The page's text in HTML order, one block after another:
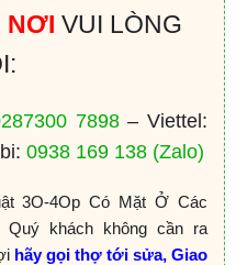
NƠI VUI LÒNG
7898– Viettel:
0938 169 138 (Zalo)
3O-4Op Có Mặt Ở Các
Quý khách không cần ra
hãy gọi thợ tới sửa, Giao